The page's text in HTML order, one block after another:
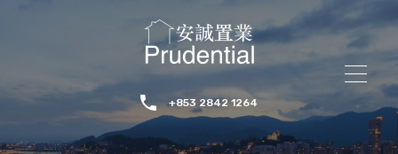
+853 2842 1264